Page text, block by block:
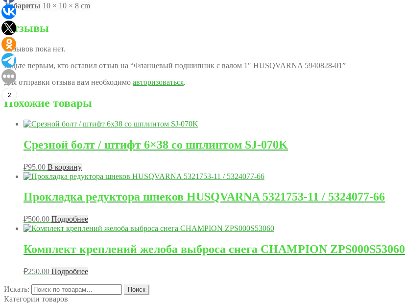
Габариты 10 × 10 × 8 cm
Отзывы
Отзывов пока нет.
Будьте первым, кто оставил отзыв на “Фланцевый подшипник с валом 1″ HUSQVARNA 5940828-01”
Для отправки отзыва вам необходимо авторизоваться.
Похожие товары
Срезной болт / штифт 6×38 со шплинтом SJ-070K
₽95.00 В корзину
Прокладка редуктора шнеков HUSQVARNA 5321753-11 / 5324077-66
₽500.00 Подробнее
Комплект креплений желоба выброса снега CHAMPION ZPS000S53060
₽250.00 Подробнее
Искать: Поиск
Категории товаров
2